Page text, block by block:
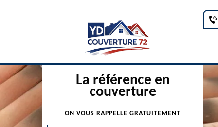
La référence en
couverture
ON VOUS RAPPELLE GRATUITEMENT